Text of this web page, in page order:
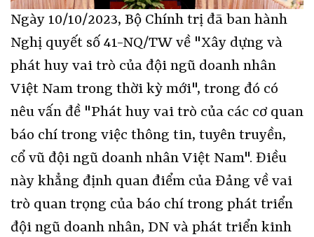
Ngày 10/10/2023, Bộ Chính trị đã ban hành
Nghị quyết số 41-NQ/TW về "Xây dựng và
phát huy vai trò của đội ngũ doanh nhân
Việt Nam trong thời kỳ mới", trong đó có
nêu vấn đề "Phát huy vai trò của các cơ quan
báo chí trong việc thông tin, tuyên truyền,
cổ vũ đội ngũ doanh nhân Việt Nam". Điều
này khẳng định quan điểm của Đảng về vai
trò quan trọng của báo chí trong phát triển
đội ngũ doanh nhân, DN và phát triển kinh